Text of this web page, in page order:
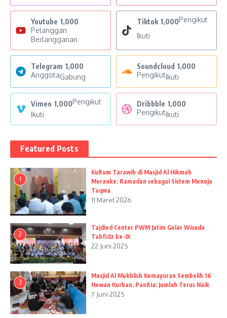
Youtube 1,000
Pelanggan
Berlangganan
Tiktok 1,000Pengikut
Ikuti
Telegram 1,000
AnggotaGabung
Soundcloud 1,000
PengikutIkuti
Vimeo 1,000Pengikut
Ikuti
Dribbble 1,000
PengikutIkuti
Featured Posts
1
Kultum Tarawih di Masjid Al Hikmah
Merauke: Ramadan sebagai Sistem Menuju
Taqwa
11 Maret 2026
2
Tajdied Center PWM Jatim Gelar Wisuda
Tahfidz ke-IX
22 Juni 2025
3
Masjid Al Mukhlish Kemayoran Sembelih 16
Hewan Kurban, Panitia: Jumlah Terus Naik
7 Juni 2025